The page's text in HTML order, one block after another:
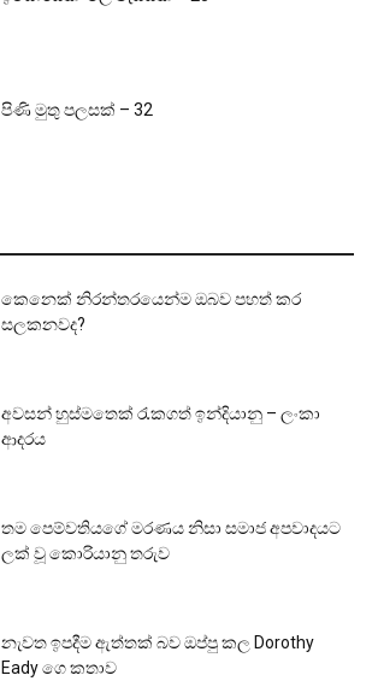
පිණි මුතු පලසක් – 32
කෙනෙක් නිරන්තරයෙන්ම ඔබව පහත් කර
සලකනවද?
අවසන් හුස්මතෙක් රැකගත් ඉන්දියානු – ලංකා
ආදරය
තම පෙම්වතියගේ මරණය නිසා සමාජ අපවාදයට
ලක් වූ කොරියානු තරුව
නැවත ඉපදීම ඇත්තක් බව ඔප්පු කල Dorothy
Eady ගෙ කතාව